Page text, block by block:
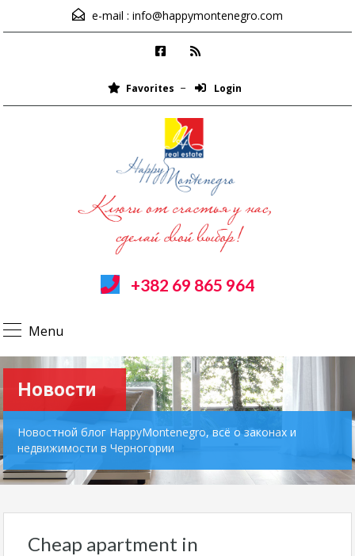
e-mail : info@happymontenegro.com
Favorites Login
+382 69 865 964
Menu
Новости
Новостной блог HappyMontenegro, всё о законах и
недвижимости в Черногории
Cheap apartment in